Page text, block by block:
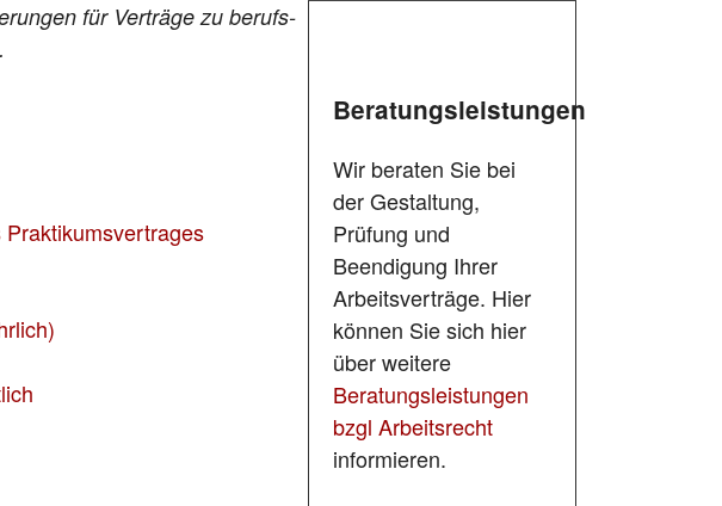
Beratungsleistungen
Wir beraten Sie bei
der Gestaltung,
Prüfung und
Beendigung Ihrer
Arbeitsverträge. Hier
können Sie sich hier
über weitere
Beratungsleistungen
bzgl Arbeitsrecht
informieren.
für Verträge zu berufs-